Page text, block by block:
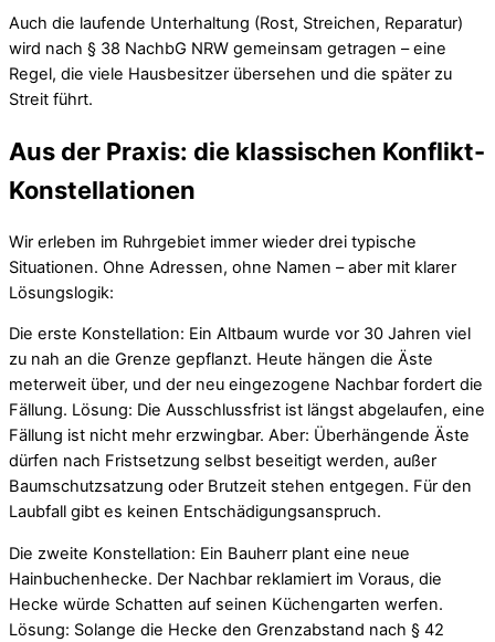
Auch die laufende Unterhaltung (Rost, Streichen, Reparatur)
wird nach § 38 NachbG NRW gemeinsam getragen – eine
Regel, die viele Hausbesitzer übersehen und die später zu
Streit führt.
Aus der Praxis: die klassischen Konflikt-
Konstellationen
Wir erleben im Ruhrgebiet immer wieder drei typische
Situationen. Ohne Adressen, ohne Namen – aber mit klarer
Lösungslogik:
Die erste Konstellation: Ein Altbaum wurde vor 30 Jahren viel
zu nah an die Grenze gepflanzt. Heute hängen die Äste
meterweit über, und der neu eingezogene Nachbar fordert die
Fällung. Lösung: Die Ausschlussfrist ist längst abgelaufen, eine
Fällung ist nicht mehr erzwingbar. Aber: Überhängende Äste
dürfen nach Fristsetzung selbst beseitigt werden, außer
Baumschutzsatzung oder Brutzeit stehen entgegen. Für den
Laubfall gibt es keinen Entschädigungsanspruch.
Die zweite Konstellation: Ein Bauherr plant eine neue
Hainbuchenhecke. Der Nachbar reklamiert im Voraus, die
Hecke würde Schatten auf seinen Küchengarten werfen.
Lösung: Solange die Hecke den Grenzabstand nach § 42